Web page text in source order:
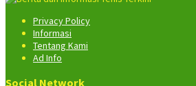
Privacy Policy
Informasi
Tentang Kami
Ad Info
Social Network